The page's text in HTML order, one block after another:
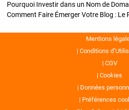
Mentions
Conditions
CGV
Cookies
Données
Préférences